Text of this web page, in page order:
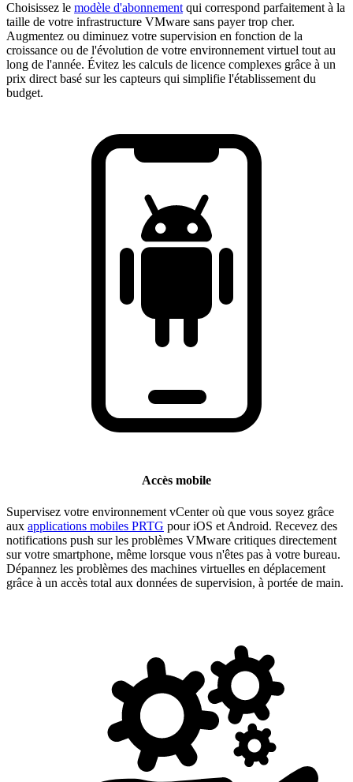
Choisissez le modèle d'abonnement qui correspond parfaitement à la
taille de votre infrastructure VMware sans payer trop cher.
Augmentez ou diminuez votre supervision en fonction de la
croissance ou de l'évolution de votre environnement virtuel tout au
long de l'année. Évitez les calculs de licence complexes grâce à un
prix direct basé sur les capteurs qui simplifie l'établissement du
budget.
Accès mobile
Supervisez votre environnement vCenter où que vous soyez grâce
aux applications mobiles PRTG pour iOS et Android. Recevez des
notifications push sur les problèmes VMware critiques directement
sur votre smartphone, même lorsque vous n'êtes pas à votre bureau.
Dépannez les problèmes des machines virtuelles en déplacement
grâce à un accès total aux données de supervision, à portée de main.